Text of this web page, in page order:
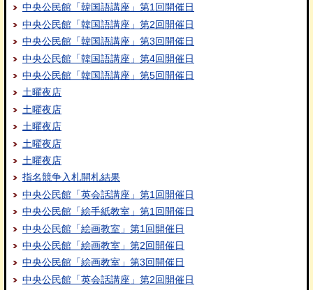
中央公民館「韓国語講座」第1回開催日
中央公民館「韓国語講座」第2回開催日
中央公民館「韓国語講座」第3回開催日
中央公民館「韓国語講座」第4回開催日
中央公民館「韓国語講座」第5回開催日
土曜夜店
土曜夜店
土曜夜店
土曜夜店
土曜夜店
指名競争入札開札結果
中央公民館「英会話講座」第1回開催日
中央公民館「絵手紙教室」第1回開催日
中央公民館「絵画教室」第1回開催日
中央公民館「絵画教室」第2回開催日
中央公民館「絵画教室」第3回開催日
中央公民館「英会話講座」第2回開催日